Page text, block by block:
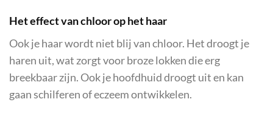
Het effect van chloor op het haar
Ook je haar wordt niet blij van chloor. Het droogt je
haren uit, wat zorgt voor broze lokken die erg
breekbaar zijn. Ook je hoofdhuid droogt uit en kan
gaan schilferen of eczeem ontwikkelen.